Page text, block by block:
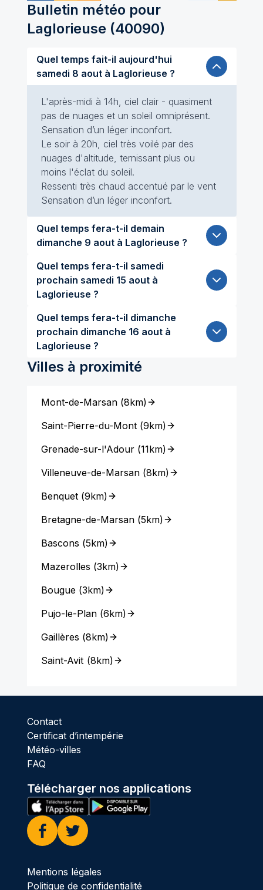
Bulletin météo pour
Laglorieuse (40090)
Quel temps fait-il aujourd'hui
samedi 8 aout à Laglorieuse ?
L'après-midi à 14h, ciel clair - quasiment
pas de nuages et un soleil omniprésent.
Sensation d’un léger inconfort.
Le soir à 20h, ciel très voilé par des
nuages d'altitude, ternissant plus ou
moins l'éclat du soleil.
Ressenti très chaud accentué par le vent
Sensation d’un léger inconfort.
Quel temps fera-t-il demain
dimanche 9 aout à Laglorieuse ?
Quel temps fera-t-il samedi
prochain samedi 15 aout à
Laglorieuse ?
Quel temps fera-t-il dimanche
prochain dimanche 16 aout à
Laglorieuse ?
Villes à proximité
Mont-de-Marsan(8km)
Saint-Pierre-du-Mont(9km)
Grenade-sur-l'Adour(11km)
Villeneuve-de-Marsan(8km)
Benquet(9km)
Bretagne-de-Marsan(5km)
Bascons (5km)
Mazerolles (3km)
Bougue(3km)
Pujo-le-Plan(6km)
Gaillères (8km)
Saint-Avit (8km)
Contact
Certificat d’intempérie
Météo-villes
FAQ
Télécharger nos applications
Facebook
Twitter
Mentions légales
Politique de confidentialité